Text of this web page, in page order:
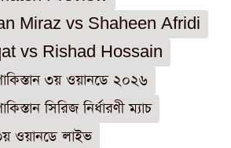
Miraz vs Shaheen Afridi
vs Rishad Hossain
৩য় ওয়ানডে ২০২৬
সিরিজ নির্ধারণী ম্যাচ
ওয়ানডে লাইভ